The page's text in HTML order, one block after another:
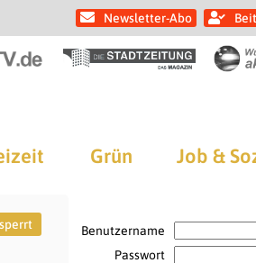
Newsletter-Abo
Grün Job &
Benutzername
Passwort